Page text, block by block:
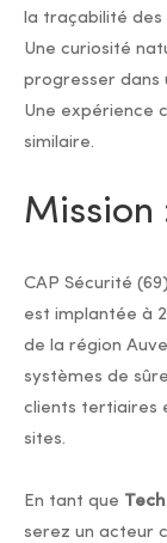
la traçabilité des
Une curiosité
progresser dans
Une expérience
similaire.
Mission
CAP Sécurité
est implantée à
de la région
systèmes de
clients tertiaires
sites.
En tant que
serez un acteur